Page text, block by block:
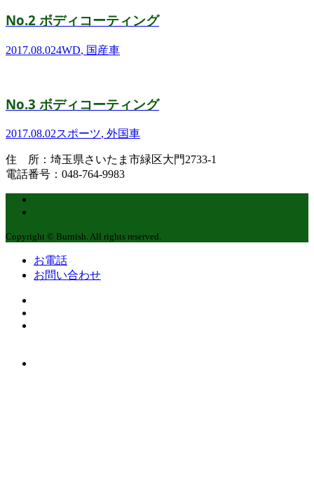
No.2 ボディコーティング
2017.08.024WD, 国産車
No.3 ボディコーティング
2017.08.02スポーツ, 外国車
住 所：埼玉県さいたま市緑区大門2733-1
電話番号：048-764-9983
Copyright © Burnish. All rights reserved.
お電話
お問い合わせ